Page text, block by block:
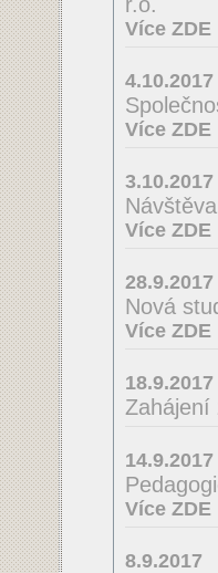
Více ZDE
4.10.2017
Více ZDE
3.10.2017
Více ZDE
28.9.2017
Nová
Více ZDE
18.9.2017
Zahájení
14.9.2017
Více ZDE
8.9.2017